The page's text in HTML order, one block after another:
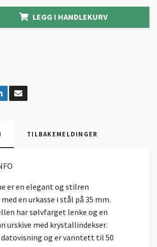
LEGG I HANDLEKURV
TILBAKEMELDINGER
er en elegant og stilren
en urkasse i stål på 35 mm.
har sølvfarget lenke og en
urskive med krystallindekser.
og er vanntett til 50